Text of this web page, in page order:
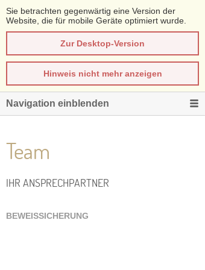
Sie betrachten gegenwärtig eine Version der
Website, die für mobile Geräte optimiert wurde.
Zur Desktop-Version
Hinweis nicht mehr anzeigen
Navigation einblenden
Team
IHR ANSPRECHPARTNER
BEWEISSICHERUNG